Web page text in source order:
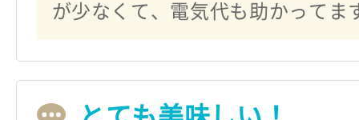
が少なくて、電気代も助かってま